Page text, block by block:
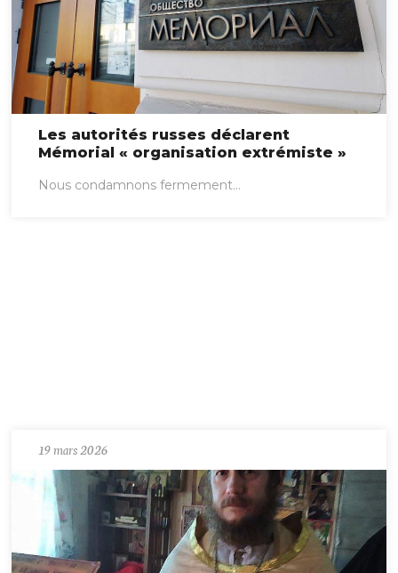
Les autorités russes déclarent
Mémorial « organisation extrémiste »
Nous condamnons fermement...
19 mars 2026